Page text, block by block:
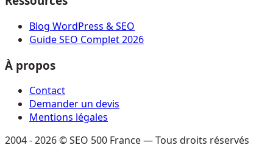
Blog WordPress & SEO
Guide SEO Complet 2026
À propos
Contact
Demander un devis
Mentions légales
2004 - 2026 © SEO 500 France — Tous droits réservés